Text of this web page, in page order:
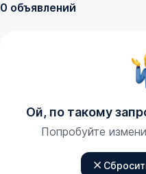
0 объявлений
Ой, по такому
Попробуйте